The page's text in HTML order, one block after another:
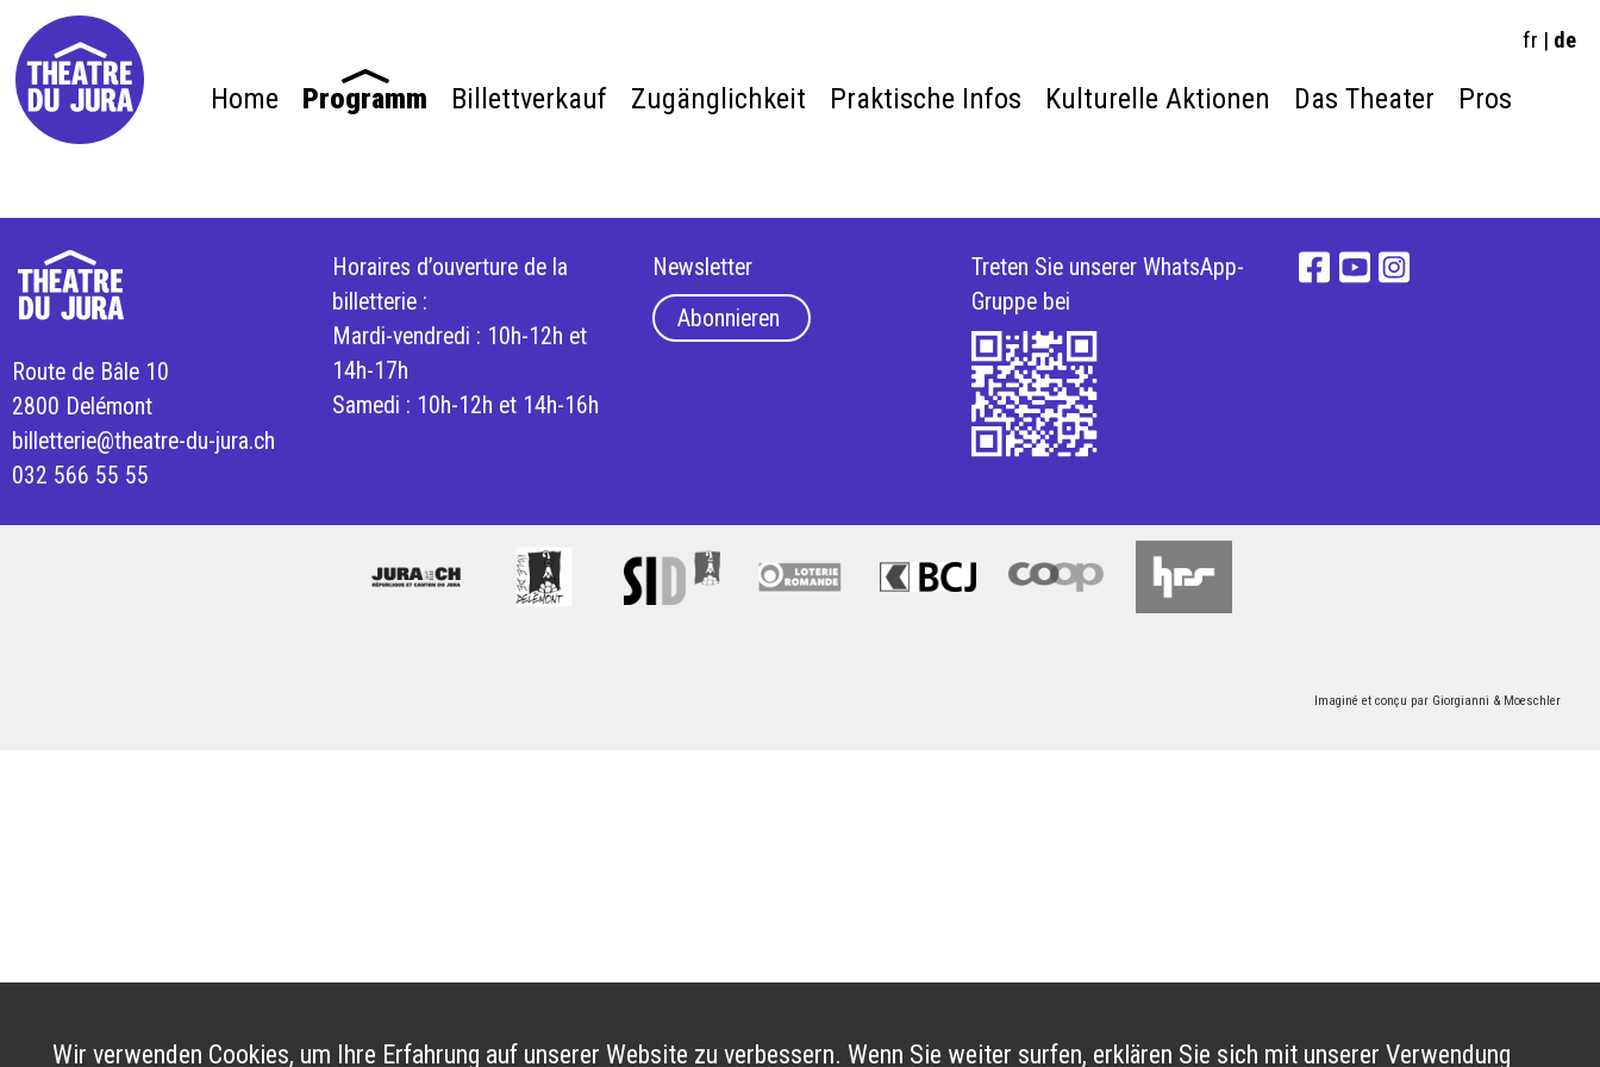
fr | de
Home Programm Billettverkauf Zugänglichkeit Praktische Infos Kulturelle Aktionen Das Theater Pros
Route de Bâle 10
2800 Delémont
billetterie@theatre-du-jura.ch
032 566 55 55
Horaires d’ouverture de la
billetterie :
Mardi-vendredi : 10h-12h et
14h-17h
Samedi : 10h-12h et 14h-16h
Newsletter
Abonnieren
Treten Sie unserer WhatsApp-
Gruppe bei
Imaginé et conçu par Giorgianni & Moeschler
Wir verwenden Cookies, um Ihre Erfahrung auf unserer Website zu verbessern. Wenn Sie weiter surfen, erklären Sie sich mit unserer Verwendung